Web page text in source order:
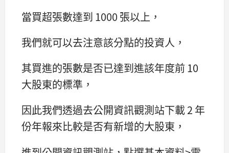
當買超張數達到 1000 張以上，
我們就可以去注意該分點的投資人，
其買進的張數是否已達到進該年度前 10
大股東的標準，
因此我們透過去公開資訊觀測站下載 2 年
份年報來比較是否有新增的大股東，